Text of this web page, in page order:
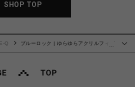
SHOP TOP
Q
ブルーロック | ゆらゆらアクリルフィギ